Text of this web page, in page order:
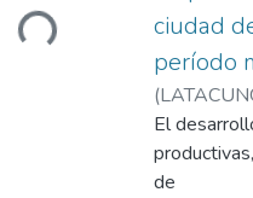
Loading...
ciudad
período
(
Cárdenas,
El
de